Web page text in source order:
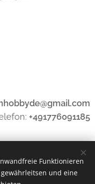
+491776091185
Funktionieren
und eine